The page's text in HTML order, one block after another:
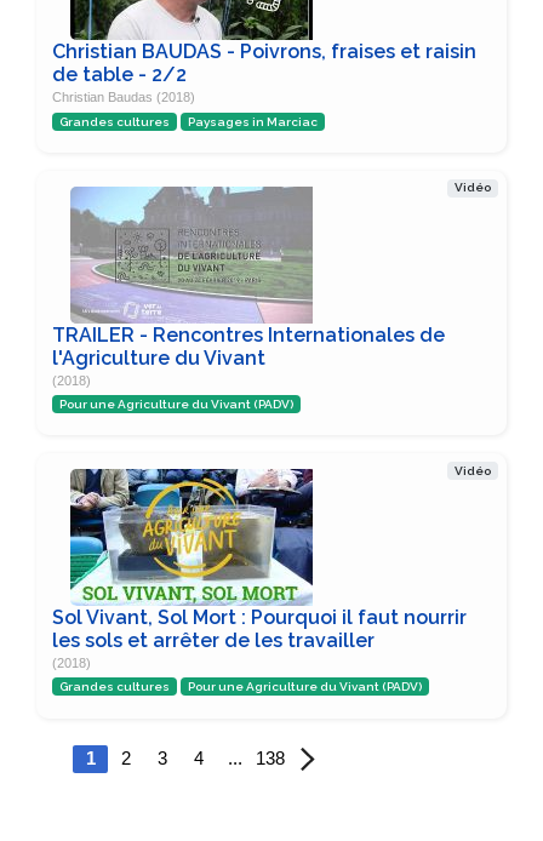
Christian BAUDAS - Poivrons, fraises et raisin
de table - 2/2
Christian Baudas (2018)
Grandes cultures Paysages in Marciac
Vidéo
TRAILER - Rencontres Internationales de
l'Agriculture du Vivant
(2018)
Pour une Agriculture du Vivant (PADV)
Vidéo
Sol Vivant, Sol Mort : Pourquoi il faut nourrir
les sols et arrêter de les travailler
(2018)
Grandes cultures Pour une Agriculture du Vivant (PADV)
1 2 3 4 ... 138